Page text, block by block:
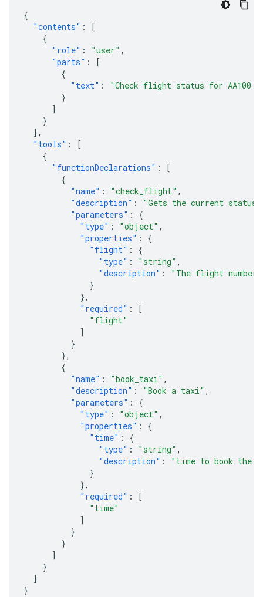
{
"contents" :
[
{
"role" : "user" ,
"parts" :
[
{
"text" :
"Check flight status for AA100
}
]
}
],
"tools" :
[
{
"functionDeclarations" :
[
{
"name" : "check_flight" ,
"description" :
"Gets the current
"parameters" :
{
"type" : "object" ,
"properties" :
{
"flight" :
{
"type" : "string" ,
"description" :
"The flight number
}
},
"required" :
[
"flight"
]
}
},
{
"name" : "book_taxi" ,
"description" : "Book a taxi" ,
"parameters" :
{
"type" : "object" ,
"properties" :
{
"time" :
{
"type" : "string" ,
"description" :
"time to book the
}
},
"required" :
[
"time"
]
}
}
]
}
]
}